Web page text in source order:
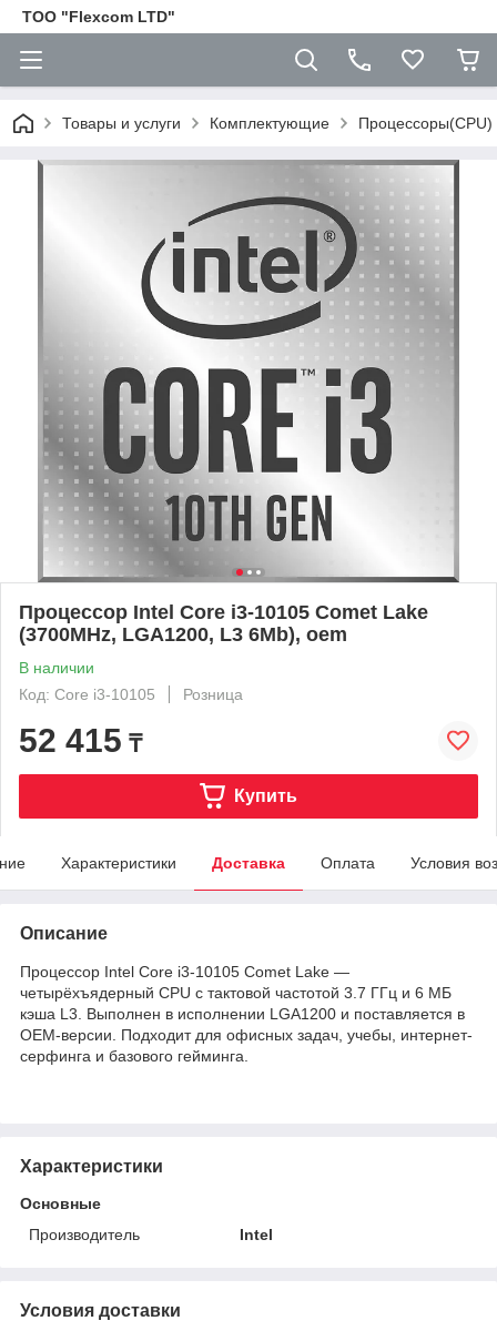
ТОО "Flexcom LTD"
Товары и услуги Комплектующие Процессоры(CPU)
Процессор Intel Core i3-10105 Comet Lake
(3700MHz, LGA1200, L3 6Mb), oem
В наличии
Код: Core i3-10105
Розница
52 415 ₸
Купить
Характеристики Доставка Оплата Условия
Описание
Процессор Intel Core i3-10105 Comet Lake —
четырёхъядерный CPU с тактовой частотой 3.7 ГГц и 6 МБ
кэша L3. Выполнен в исполнении LGA1200 и поставляется в
OEM-версии. Подходит для офисных задач, учебы, интернет-
серфинга и базового гейминга.
Характеристики
Основные
Производитель
Intel
Условия доставки